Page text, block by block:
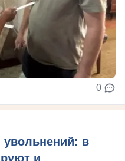
0
увольнений: в
и